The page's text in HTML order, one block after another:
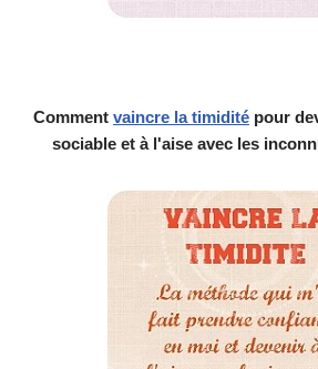
Comment vaincre la timidité pour
sociable et à l'aise avec les